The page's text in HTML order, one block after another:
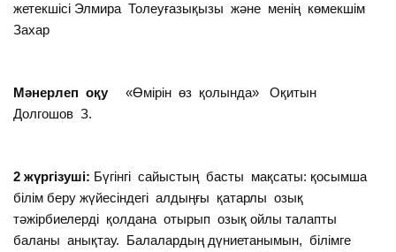
жетекшісі Элмира Толеуғазықызы және менің көмекшім
Захар
Мәнерлеп оқу «Өмірін өз қолында» Оқитын
Долгошов З.
2 жүргізуші: Бүгінгі сайыстың басты мақсаты: қосымша
білім беру жүйесіндегі алдыңғы қатарлы озық
тәжірбиелерді қолдана отырып озық ойлы талапты
баланы анықтау. Балалардың дүниетанымын, білімге